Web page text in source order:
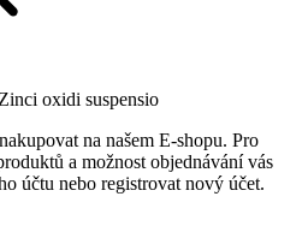
Zinci oxidi suspensio
na našem E-shopu. Pro
a možnost objednávání vás
účtu nebo registrovat nový účet.